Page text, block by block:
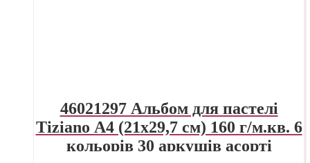
46021297 Альбом для пастелі
Tiziano А4 (21х29,7 см) 160 г/м.кв. 6
кольорів 30 аркушів асорті